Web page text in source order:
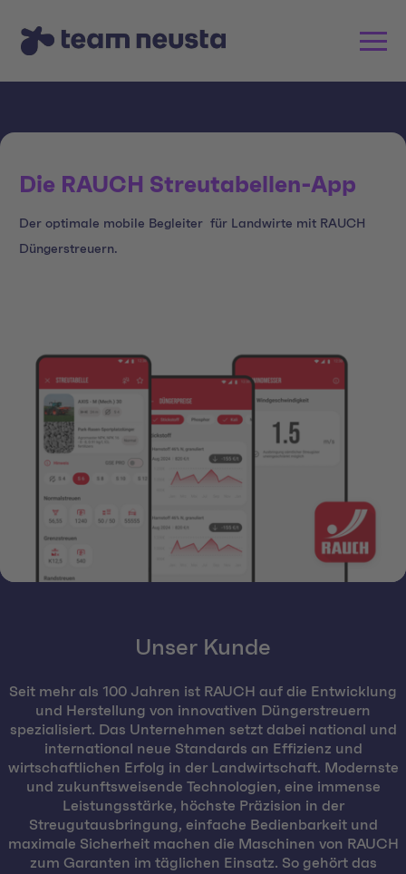
Die RAUCH Streutabellen-App
Der optimale mobile Begleiter für Landwirte mit RAUCH
Düngerstreuern.
Unser Kunde
Seit mehr als 100 Jahren ist RAUCH auf die Entwicklung
und Herstellung von innovativen Düngerstreuern
spezialisiert. Das Unternehmen setzt dabei national und
international neue Standards an Effizienz und
wirtschaftlichen Erfolg in der Landwirtschaft. Modernste
und zukunftsweisende Technologien, eine immense
Leistungsstärke, höchste Präzision in der
Streugutausbringung, einfache Bedienbarkeit und
maximale Sicherheit machen die Maschinen von RAUCH
zum Garanten im täglichen Einsatz. So gehört das